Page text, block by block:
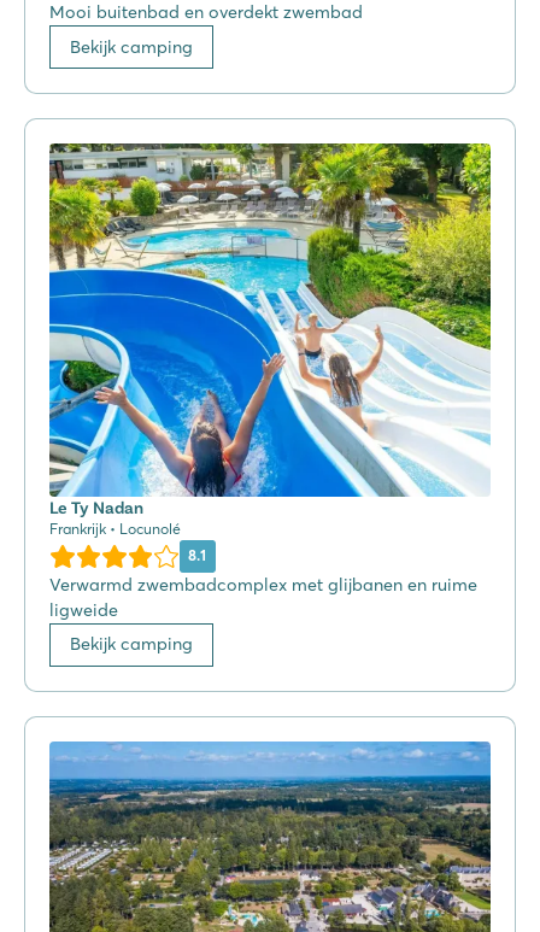
Mooi buitenbad en overdekt zwembad
Bekijk camping
Le Ty Nadan
Frankrijk • Locunolé
8.1
Verwarmd zwembadcomplex met glijbanen en ruime
ligweide
Bekijk camping